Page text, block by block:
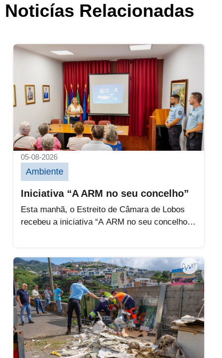
Noticías Relacionadas
Iniciativa “A ARM no seu concelho”
05-08-2026
Ambiente
Iniciativa “A ARM no seu concelho”
Esta manhã, o Estreito de Câmara de Lobos
recebeu a iniciativa “A ARM no seu concelho”,
Câmara Municipal reforça vigilância contra